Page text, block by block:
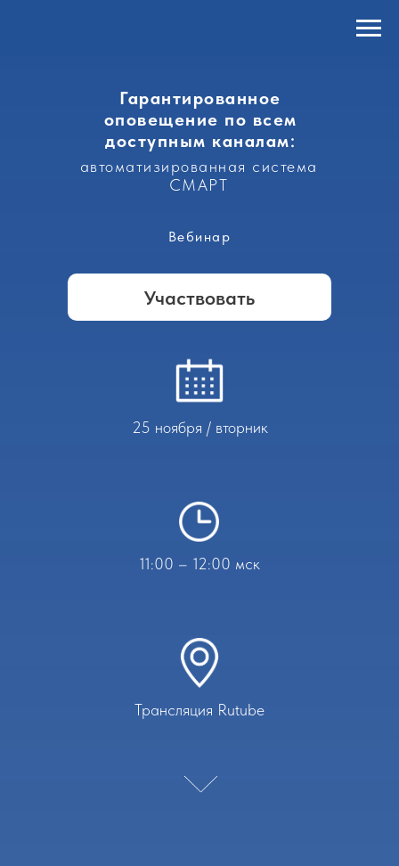
автоматизированная система
СМАРТ
Гарантированное
оповещение по всем
доступным каналам:
Вебинар
Участвовать
Трансляция Rutube
25 ноября / вторник
11:00 – 12:00 мск